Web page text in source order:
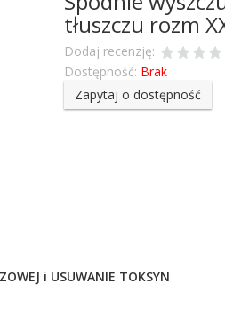
tłuszczu rozm
Dodaj recenzję:
Dostępność: Brak
Zapytaj o dostępność
i USUWANIE TOKSYN